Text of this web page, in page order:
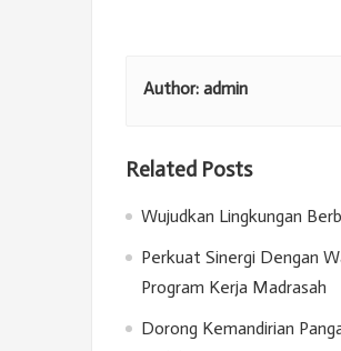
Author: admin
Related Posts
Wujudkan Lingkungan
Perkuat Sinergi Dengan
Program Kerja Madrasah
Dorong Kemandirian